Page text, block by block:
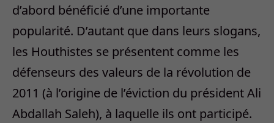
d’abord bénéficié d’une importante
popularité. D’autant que dans leurs slogans,
les Houthistes se présentent comme les
défenseurs des valeurs de la révolution de
2011 (à l’origine de l’éviction du président Ali
Abdallah Saleh), à laquelle ils ont participé.